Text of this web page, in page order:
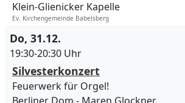
Klein-Glienicker Kapelle
Ev. Kirchengemeinde Babelsberg
Do, 31.12.
19:30-20:30 Uhr
Silvesterkonzert
Feuerwerk für Orgel!